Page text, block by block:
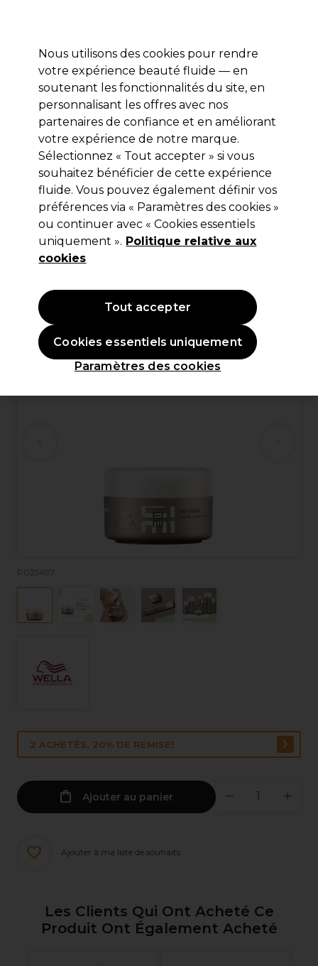
Se connecter
Marques Bons plans Coiffure Electro et Matériel
Livraison et délais
lire la suite
Wella Professionals
Wella Professionals EIMI Grip Cream
Crème de Modelage 75ml
(2)
11,45 €Hors TVA
P025497
2 ACHETÉS, 20% DE REMISE!
Ajouter au panier
Ajouter à ma liste de souhaits
Les Clients Qui Ont Acheté Ce
Produit Ont Également Acheté
Nous utilisons des cookies pour rendre
votre expérience beauté fluide — en
soutenant les fonctionnalités du site, en
personnalisant les offres avec nos
partenaires de confiance et en améliorant
votre expérience de notre marque.
Sélectionnez « Tout accepter » si vous
souhaitez bénéficier de cette expérience
fluide. Vous pouvez également définir vos
préférences via « Paramètres des cookies »
ou continuer avec « Cookies essentiels
uniquement ». Politique relative aux
cookies
Paramètres des cookies
Cookies essentiels uniquement
Tout accepter